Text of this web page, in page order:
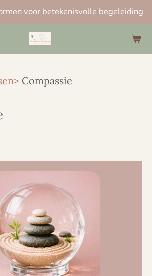
voor betekenisvolle begeleiding
Compassie